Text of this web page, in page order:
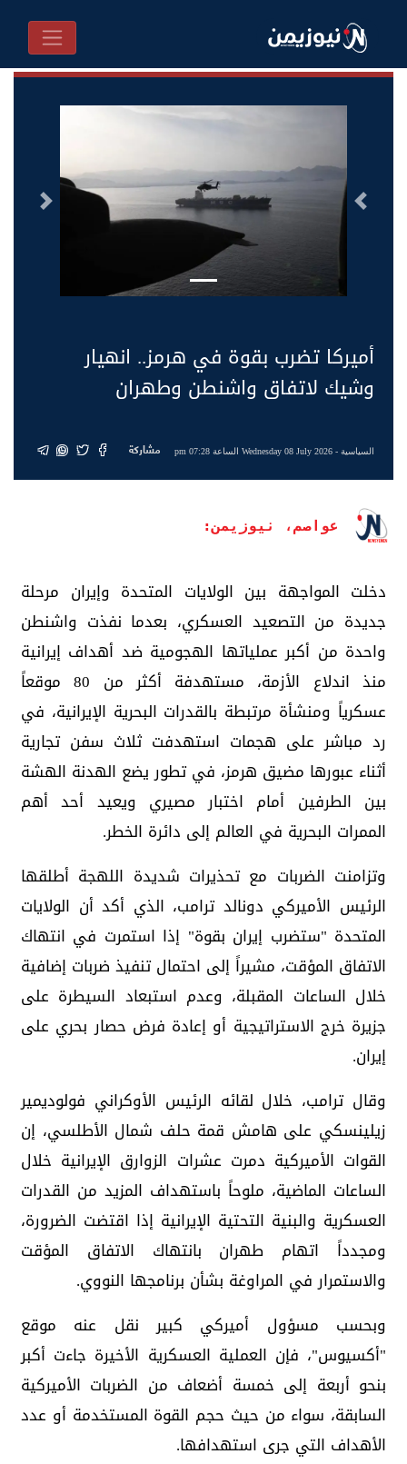
السابق التالى
أميركا تضرب بقوة في هرمز.. انهيار
وشيك لاتفاق واشنطن وطهران
السياسية- Wednesday 08 July 2026 الساعة 07:28 pm مشاركة
عواصم، نيوزيمن:
دخلت المواجهة بين الولايات المتحدة وإيران مرحلة
جديدة من التصعيد العسكري، بعدما نفذت واشنطن
واحدة من أكبر عملياتها الهجومية ضد أهداف إيرانية
منذ اندلاع الأزمة، مستهدفة أكثر من 80 موقعاً
عسكرياً ومنشأة مرتبطة بالقدرات البحرية الإيرانية، في
رد مباشر على هجمات استهدفت ثلاث سفن تجارية
أثناء عبورها مضيق هرمز، في تطور يضع الهدنة الهشة
بين الطرفين أمام اختبار مصيري ويعيد أحد أهم
الممرات البحرية في العالم إلى دائرة الخطر.
وتزامنت الضربات مع تحذيرات شديدة اللهجة أطلقها
الرئيس الأميركي دونالد ترامب، الذي أكد أن الولايات
المتحدة "ستضرب إيران بقوة" إذا استمرت في انتهاك
الاتفاق المؤقت، مشيراً إلى احتمال تنفيذ ضربات إضافية
خلال الساعات المقبلة، وعدم استبعاد السيطرة على
جزيرة خرج الاستراتيجية أو إعادة فرض حصار بحري على
إيران.
وقال ترامب، خلال لقائه الرئيس الأوكراني فولوديمير
زيلينسكي على هامش قمة حلف شمال الأطلسي، إن
القوات الأميركية دمرت عشرات الزوارق الإيرانية خلال
الساعات الماضية، ملوحاً باستهداف المزيد من القدرات
العسكرية والبنية التحتية الإيرانية إذا اقتضت الضرورة،
ومجدداً اتهام طهران بانتهاك الاتفاق المؤقت
والاستمرار في المراوغة بشأن برنامجها النووي.
وبحسب مسؤول أميركي كبير نقل عنه موقع
"أكسيوس"، فإن العملية العسكرية الأخيرة جاءت أكبر
بنحو أربعة إلى خمسة أضعاف من الضربات الأميركية
السابقة، سواء من حيث حجم القوة المستخدمة أو عدد
الأهداف التي جرى استهدافها.